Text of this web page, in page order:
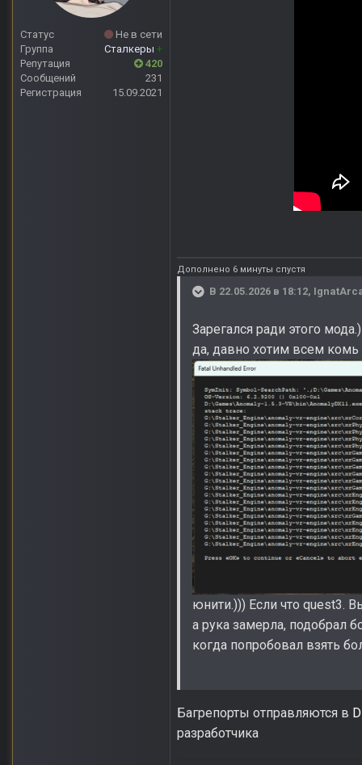
Статус
Не в сети
Группа
Сталкеры +
Репутация
420
Сообщений
231
Регистрация
15.09.2021
Дополнено 6 минуты спустя
В 22.05.2026 в 18:12,
Зарегался ради этого
да, давно хотим всем комь
юнити.))) Если что quest3.
а рука замерла, подобрал
когда попробовал взять
Багрепорты отправляются в
разработчика